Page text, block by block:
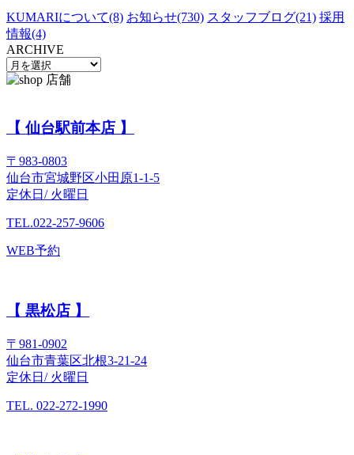
KUMARIについて(8) お知らせ(730) スタッフブログ(21) 採用
情報(4)
ARCHIVE
【 仙台駅前本店 】
〒983-0803
仙台市宮城野区小田原1-1-5
定休日/ 火曜日
TEL.022-257-9606
WEB予約
【 黒松店 】
〒981-0902
仙台市青葉区北根3-21-24
定休日/ 火曜日
TEL. 022-272-1990